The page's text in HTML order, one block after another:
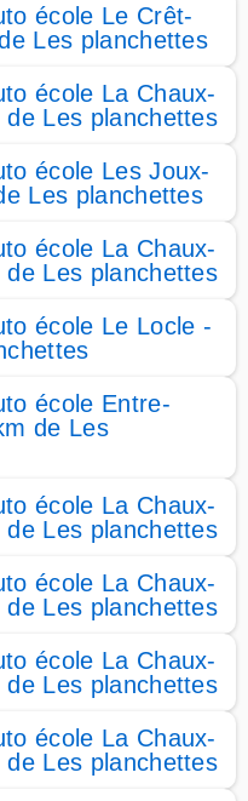
école Le Crêt-
Les planchettes
école La Chaux-
Les planchettes
école Les Joux-
Les planchettes
école La Chaux-
Les planchettes
école Le Locle -
école Entre-
de Les
école La Chaux-
Les planchettes
école La Chaux-
Les planchettes
école La Chaux-
Les planchettes
école La Chaux-
Les planchettes